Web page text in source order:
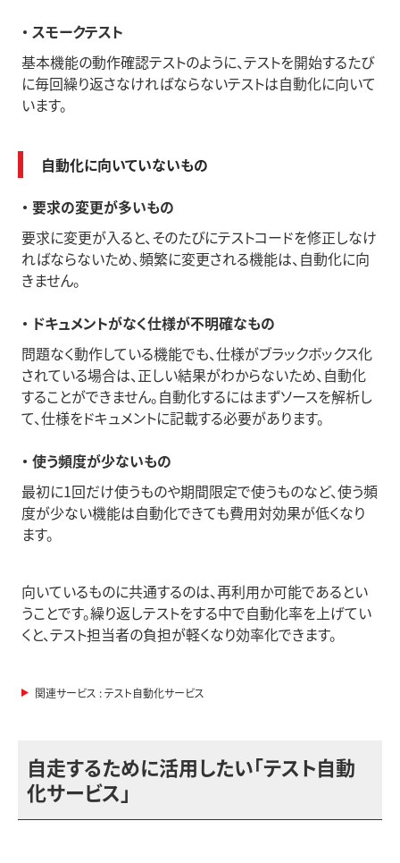
・ スモークテスト
基本機能の動作確認テストのように、テストを開始するたび
に毎回繰り返さなければならないテストは自動化に向いて
います。
自動化に向いていないもの
・ 要求の変更が多いもの
要求に変更が入ると、そのたびにテストコードを修正しなけ
ればならないため、頻繁に変更される機能は、自動化に向
きません。
・ ドキュメントがなく仕様が不明確なもの
問題なく動作している機能でも、仕様がブラックボックス化
されている場合は、正しい結果がわからないため、自動化
することができません。自動化するにはまずソースを解析し
て、仕様をドキュメントに記載する必要があります。
・ 使う頻度が少ないもの
最初に1回だけ使うものや期間限定で使うものなど、使う頻
度が少ない機能は自動化できても費用対効果が低くなり
ます。
向いているものに共通するのは、再利用か可能であるとい
うことです。繰り返しテストをする中で自動化率を上げてい
くと、テスト担当者の負担が軽くなり効率化できます。
関連サービス : テスト自動化サービス
自走するために活用したい「テスト自動
化サービス」